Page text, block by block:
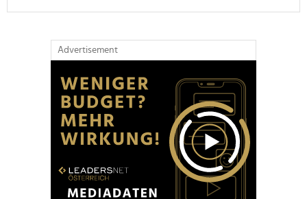
Advertisement